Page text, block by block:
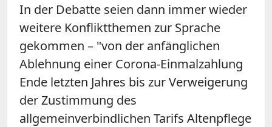
In der Debatte seien dann immer wieder
weitere Konfliktthemen zur Sprache
gekommen – "von der anfänglichen
Ablehnung einer Corona-Einmalzahlung
Ende letzten Jahres bis zur Verweigerung
der Zustimmung des
allgemeinverbindlichen Tarifs Altenpflege